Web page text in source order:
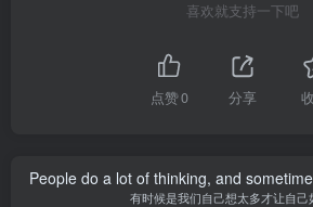
喜欢就支持一下吧
点赞0 分享
People do a lot of thinking, and
有时候是我们自己想太多才让自己